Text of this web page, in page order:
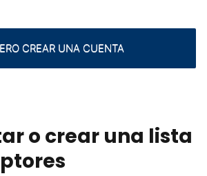
CREAR UNA CUENTA
o crear una lista